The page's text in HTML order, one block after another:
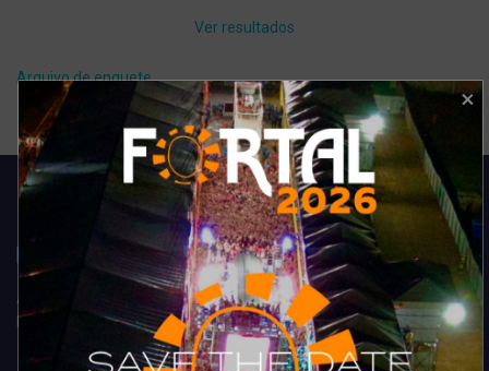
Ver resultados
Arquivo de enquete
Acompanhe todas as novidades do entretenimento na região de
Fortaleza. Dicas, promoções, coberturas exclusivas e muito mais.